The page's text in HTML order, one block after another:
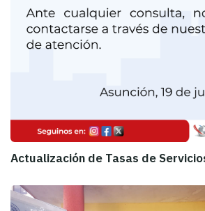
Actualización de Tasas de